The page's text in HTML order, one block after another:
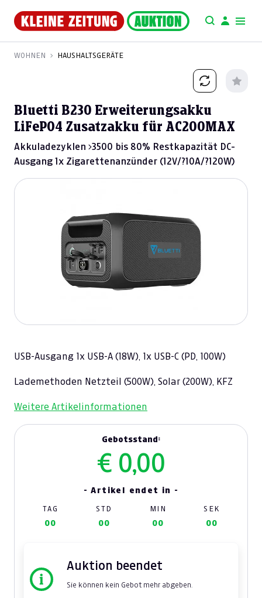
WOHNEN HAUSHALTSGERÄTE
Bluetti B230 Erweiterungsakku
LiFePO4 Zusatzakku für AC200MAX
Akkuladezyklen >3500 bis 80% Restkapazität DC-
Ausgang 1x Zigarettenanzünder (12V/?10A/?120W)
USB-Ausgang 1x USB-A (18W), 1x USB-C (PD, 100W)
Lademethoden Netzteil (500W), Solar (200W), KFZ
Weitere Artikelinformationen
Gebotsstand:
€ 0,00
- Artikel endet in -
TAG STD MIN SEK
00 00 00 00
Auktion beendet
Sie können kein Gebot mehr abgeben.